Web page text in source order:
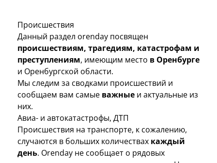
Происшествия
Данный раздел orenday посвящен
происшествиям, трагедиям, катастрофам и
преступлениям, имеющим место в Оренбурге
и Оренбургской области.
Мы следим за сводками происшествий и
сообщаем вам самые важные и актуальные из
них.
Авиа- и автокатастрофы, ДТП
Происшествия на транспорте, к сожалению,
случаются в больших количествах каждый
день. Orenday не сообщает о рядовых